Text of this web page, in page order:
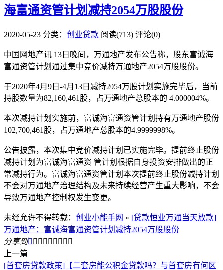
海富通资管计划减持2054万股股份
2020-05-23 分类： 创业贷款 阅读(713) 评论(0)
中国网地产讯 13日晚间，万通地产发布公告称，股东富诚海
富通资管计划通过集中竞价减持万通地产2054万股股份。
于2020年4月9日-4月13日减持2054万股计划实施完毕后，当前
持股数量为82,160,461股，占万通地产总股本的 4.000004%。
本次减持计划实施前，富诚海富通资管计划持有万通地产股份
102,700,461股，占万通地产总股本的4.9999998%。
公告披露，本次集中竞价减持计划已实施完毕。提前终止股份
减持计划为富诚海富通资 管计划根据自身投资安排做出的正
常减持行为。富诚海富通资管计划本次提前终止股份减持计划
不会对万通地产治理结构及未来持续经营产生重大影响，不会
导致万通地产控制权发生变更。
未经允许不得转载： 创业小能手网 » [贷款恒业万通当天放款]
万通地产：富诚海富通资管计划减持2054万股股份
分享到        
上一篇
[首套房贷款政策]【二套房能公积金贷款吗？与首套房有何区